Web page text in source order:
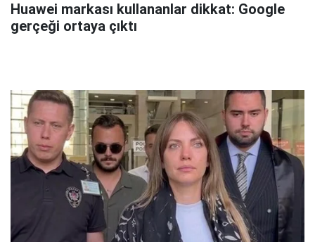
Huawei markası kullananlar dikkat: Google
gerçeği ortaya çıktı